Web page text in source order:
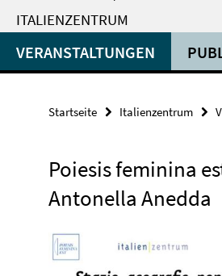
ITALIENZENTRUM
VERANSTALTUNGEN
Startseite Italienzentrum
Poiesis feminina
Antonella Anedda